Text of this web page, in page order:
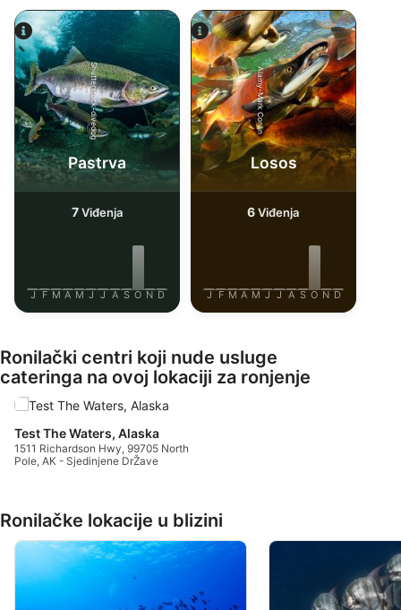
Shutterstock-divedog
Pastrva
7Viđenja
J F M A M J J A S O N D
Alamy-Mark Conlin
Losos
6Viđenja
J F M A M J J A S O N D
Ronilački centri koji nude usluge
cateringa na ovoj lokaciji za ronjenje
Test The Waters, Alaska
1511 Richardson Hwy, 99705 North
Pole, AK - Sjedinjene DrŽave
Ronilačke lokacije u blizini